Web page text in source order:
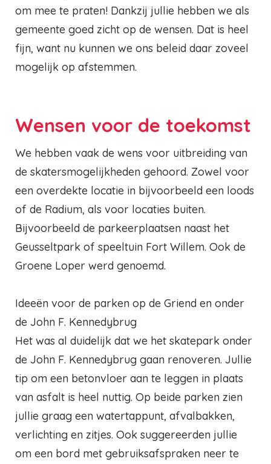
om mee te praten! Dankzij jullie hebben we als
gemeente goed zicht op de wensen. Dat is heel
fijn, want nu kunnen we ons beleid daar zoveel
mogelijk op afstemmen.
Wensen voor de toekomst
We hebben vaak de wens voor uitbreiding van
de skatersmogelijkheden gehoord. Zowel voor
een overdekte locatie in bijvoorbeeld een loods
of de Radium, als voor locaties buiten.
Bijvoorbeeld de parkeerplaatsen naast het
Geusseltpark of speeltuin Fort Willem. Ook de
Groene Loper werd genoemd.
Ideeën voor de parken op de Griend en onder
de John F. Kennedybrug
Het was al duidelijk dat we het skatepark onder
de John F. Kennedybrug gaan renoveren. Jullie
tip om een betonvloer aan te leggen in plaats
van asfalt is heel nuttig. Op beide parken zien
jullie graag een watertappunt, afvalbakken,
verlichting en zitjes. Ook suggereerden jullie
om een bord met gebruiksafspraken neer te